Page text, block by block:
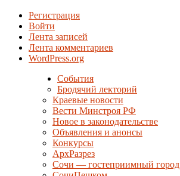
Регистрация
Войти
Лента записей
Лента комментариев
WordPress.org
События
Бродячий лекторий
Краевые новости
Вести Минстроя РФ
Новое в законодательстве
Объявления и анонсы
Конкурсы
АрхРазрез
Сочи — гостеприимный город